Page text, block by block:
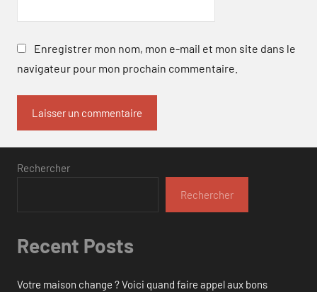
Enregistrer mon nom, mon e-mail et mon site dans le
navigateur pour mon prochain commentaire.
Rechercher
Rechercher
Recent Posts
Votre maison change ? Voici quand faire appel aux bons